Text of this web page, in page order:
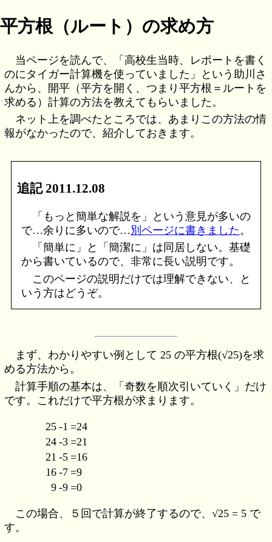
平方根（ルート）の求め方
当ページを読んで、「高校生当時、レポートを書く
のにタイガー計算機を使っていました」という助川さ
んから、開平（平方を開く、つまり平方根＝ルートを
求める）計算の方法を教えてもらいました。
ネット上を調べたところでは、あまりこの方法の情
報がなかったので、紹介しておきます。
追記 2011.12.08
「もっと簡単な解説を」という意見が多いの
で…余りに多いので… 別ページに書きました 。
「簡単に」と「簡潔に」は同居しない。基礎
から書いているので、非常に長い説明です。
このページの説明だけでは理解できない、と
いう方はどうぞ。
まず、わかりやすい例として 25 の平方根(√25)を求
める方法から。
計算手順の基本は、「奇数を順次引いていく」だけ
です。これだけで平方根が求まります。
25 -1 =24
24 -3 =21
21 -5 =16
16 -7 =9
9 -9 =0
この場合、５回で計算が終了するので、√25 = 5 で
す。